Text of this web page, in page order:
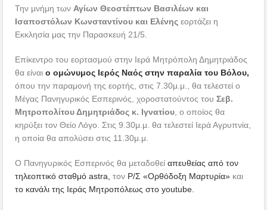
Την μνήμη των Αγίων Θεοστέπτων Βασιλέων και
Ισαποστόλων Κωνσταντίνου και Ελένηςεορτάζει η
Εκκλησία μας την Παρασκευή 21/5.
Επίκεντρο του εορτασμού στην Ιερά Μητρόπολη Δημητριάδος
θα είναιο ομώνυμος Ιερός Ναός στην παραλία του Βόλου,
όπου την παραμονή της εορτής, στις 7.30μ.μ., θα τελεστεί ο
Μέγας Πανηγυρικός Εσπερινός, χοροστατούντος τουΣεβ.
Μητροπολίτου Δημητριάδος κ. Ιγνατίου , ο οποίος θα
κηρύξει τον Θείο Λόγο. Στις 9.30μ.μ. θα τελεστεί Ιερά Αγρυπνία,
η οποία θα απολύσει στις 11.30μ.μ.
Ο Πανηγυρικός Εσπερινός θα μεταδοθεί απευθείας από τον
τηλεοπτικό σταθμό astra, τον Ρ/Σ «Ορθόδοξη Μαρτυρία» και
το κανάλι της Ιεράς Μητροπόλεως στο youtube.